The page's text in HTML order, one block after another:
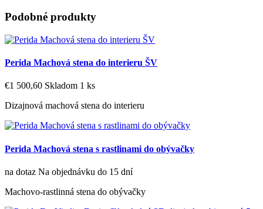
Podobné produkty
Perida Machová stena do interieru ŠV
€1 500,60 Skladom 1 ks
Dizajnová machová stena do interieru
Perida Machová stena s rastlinami do obývačky
na dotaz Na objednávku do 15 dní
Machovo-rastlinná stena do obývačky